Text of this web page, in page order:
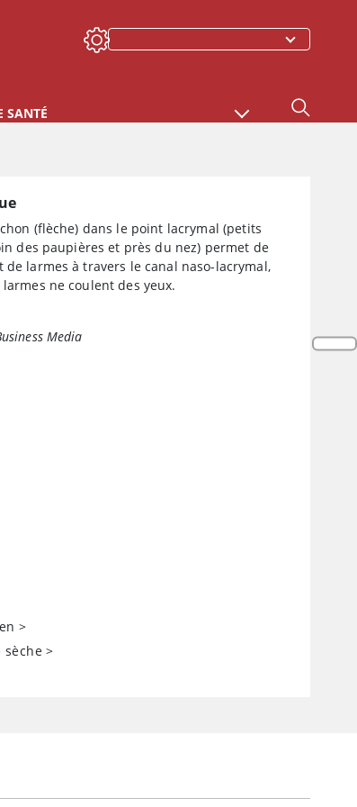
SANTÉ
(flèche) dans le point lacrymal (petits
des paupières et près du nez) permet de
de larmes à travers le canal naso-lacrymal,
ne coulent des yeux.
Media
>
sèche >